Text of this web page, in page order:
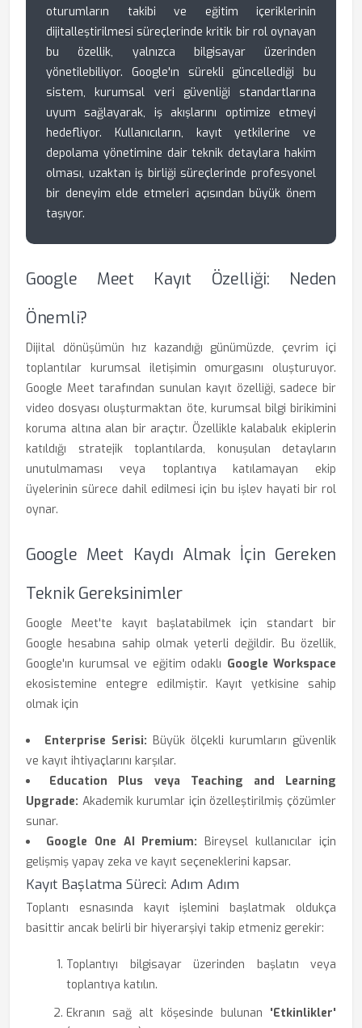
oturumların takibi ve eğitim içeriklerinin
dijitalleştirilmesi süreçlerinde kritik bir rol oynayan
bu özellik, yalnızca bilgisayar üzerinden
yönetilebiliyor. Google'ın sürekli güncellediği bu
sistem, kurumsal veri güvenliği standartlarına
uyum sağlayarak, iş akışlarını optimize etmeyi
hedefliyor. Kullanıcıların, kayıt yetkilerine ve
depolama yönetimine dair teknik detaylara hakim
olması, uzaktan iş birliği süreçlerinde profesyonel
bir deneyim elde etmeleri açısından büyük önem
taşıyor.
Google Meet Kayıt Özelliği: Neden
Önemli?
Dijital dönüşümün hız kazandığı günümüzde, çevrim içi
toplantılar kurumsal iletişimin omurgasını oluşturuyor.
Google Meet tarafından sunulan kayıt özelliği, sadece bir
video dosyası oluşturmaktan öte, kurumsal bilgi birikimini
koruma altına alan bir araçtır. Özellikle kalabalık ekiplerin
katıldığı stratejik toplantılarda, konuşulan detayların
unutulmaması veya toplantıya katılamayan ekip
üyelerinin sürece dahil edilmesi için bu işlev hayati bir rol
oynar.
Google Meet Kaydı Almak İçin Gereken
Teknik Gereksinimler
Google Meet'te kayıt başlatabilmek için standart bir
Google hesabına sahip olmak yeterli değildir. Bu özellik,
Google'ın kurumsal ve eğitim odaklı Google Workspace
ekosistemine entegre edilmiştir. Kayıt yetkisine sahip
olmak için
Enterprise Serisi: Büyük ölçekli kurumların güvenlik
ve kayıt ihtiyaçlarını karşılar.
Education Plus veya Teaching and Learning
Upgrade: Akademik kurumlar için özelleştirilmiş çözümler
sunar.
Google One AI Premium: Bireysel kullanıcılar için
gelişmiş yapay zeka ve kayıt seçeneklerini kapsar.
Kayıt Başlatma Süreci: Adım Adım
Toplantı esnasında kayıt işlemini başlatmak oldukça
basittir ancak belirli bir hiyerarşiyi takip etmeniz gerekir:
Toplantıyı bilgisayar üzerinden başlatın veya
toplantıya katılın.
Ekranın sağ alt köşesinde bulunan 'Etkinlikler'